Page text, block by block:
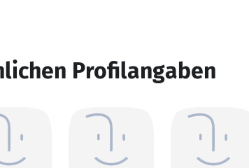
Profilangaben